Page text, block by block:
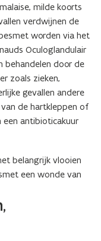
milde koorts
verdwijnen de
worden via het
Oculoglandulair
behandelen door de
zoals zieken,
gevallen andere
de hartkleppen of
een antibioticakuur
belangrijk vlooien
een wonde van